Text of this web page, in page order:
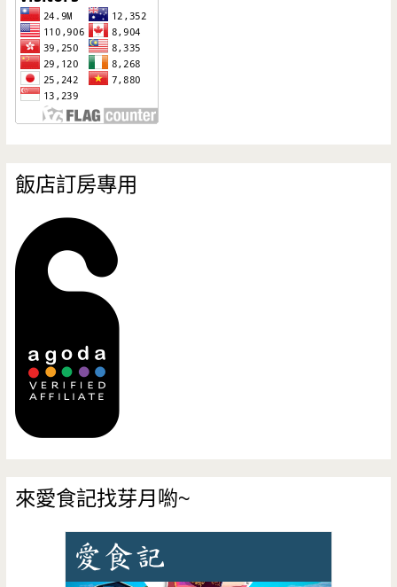
飯店訂房專用
來愛食記找芽月喲~